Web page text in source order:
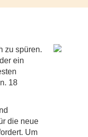
zu spüren.
ein
18
die neue
Um